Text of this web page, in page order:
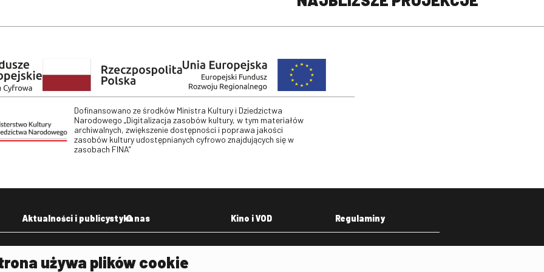
Dofinansowano ze środków Ministra Kultury i Dziedzictwa
Narodowego „Digitalizacja zasobów kultury, w tym materiałów
archiwalnych, zwiększenie dostępności i poprawa jakości
zasobów kultury udostępnianych cyfrowo znajdujących się w
zasobach FINA”
Aktualności i publicystyka
Aktualności
O nas Kino i VOD Regulaminy
używa plików cookie